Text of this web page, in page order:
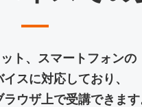
ト、スマートフォンの
スに対応しており、
ウザ上で受講できます